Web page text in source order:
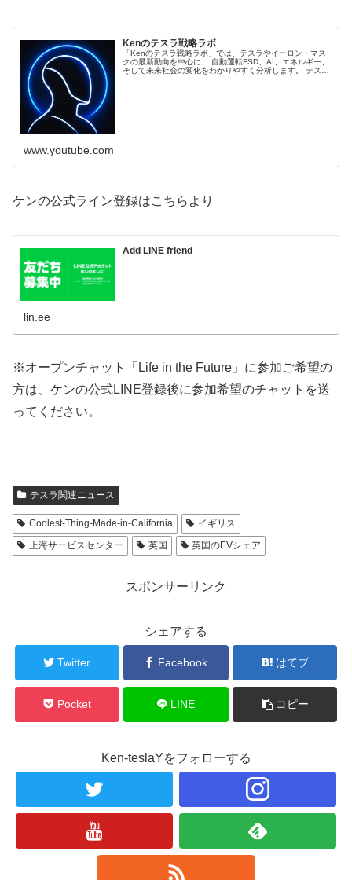
Kenのテスラ戦略ラボ
「Kenのテスラ戦略ラボ」では、テスラやイーロン・マス
クの最新動向を中心に、 自動運転FSD、AI、エネルギー、
そして未来社会の変化をわかりやすく分析します。 テスラ
www.youtube.com
ケンの公式ライン登録はこちらより
Add LINE friend
lin.ee
※オープンチャット「Life in the Future」に参加ご希望の
方は、ケンの公式LINE登録後に参加希望のチャットを送
ってください。
テスラ関連ニュース
Coolest-Thing-Made-in-California
イギリス
上海サービスセンター
英国 英国のEVシェア
スポンサーリンク
シェアする
Twitter Facebook はてブ
Pocket LINE コピー
Ken-teslaYをフォローする